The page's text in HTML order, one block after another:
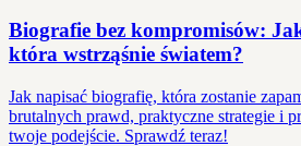
Biografie bez kompromisów:
która wstrząśnie światem?
Jak napisać biografię, która zostanie
brutalnych prawd, praktyczne strategie i
twoje podejście. Sprawdź teraz!